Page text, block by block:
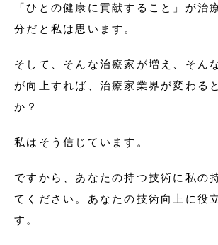
「ひとの健康に貢献すること」が治
分だと私は思います。
そして、そんな治療家が増え、そん
が向上すれば、治療家業界が変わる
か？
私はそう信じています。
ですから、あなたの持つ技術に私の
てください。あなたの技術向上に役
す。